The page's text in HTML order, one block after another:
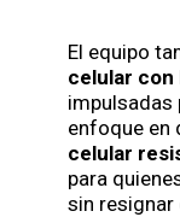
El equipo
celular con
impulsadas
enfoque en
celular
para
sin resignar